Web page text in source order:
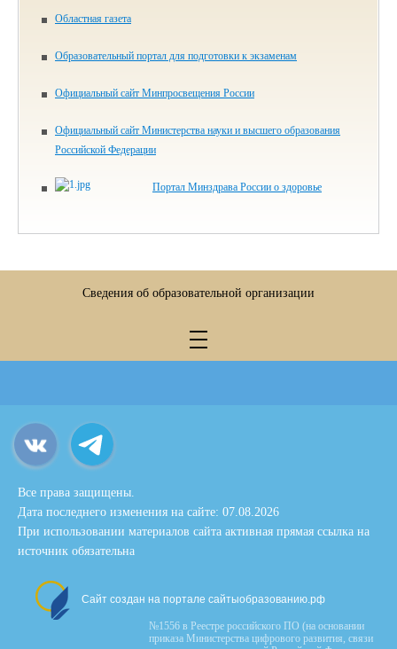
Областная газета
Образовательный портал для подготовки к экзаменам
Официальный сайт Минпросвещения России
Официальный сайт Министерства науки и высшего образования
Российской Федерации
Портал Минздрава России о здоровье
Сведения об образовательной организации
Все права защищены.
Дата последнего изменения на сайте: 07.08.2026
При использовании материалов сайта активная прямая ссылка на
источник обязательна
Сайт создан на портале сайтыобразованию.рф
№1556 в Реестре российского ПО (на основании
приказа Министерства цифрового развития, связи